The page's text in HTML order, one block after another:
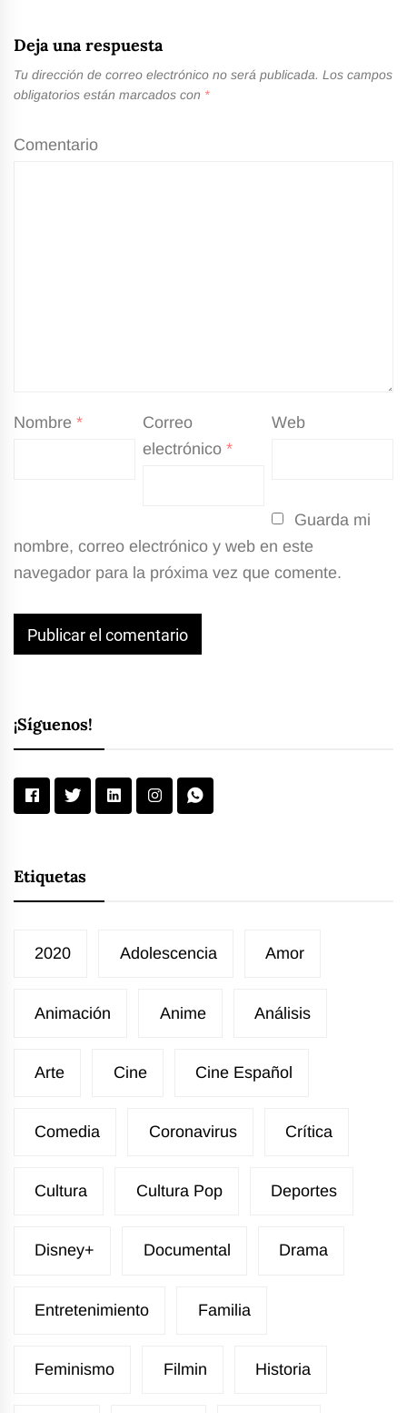
Deja una respuesta
Tu dirección de correo electrónico no será publicada. Los campos
obligatorios están marcados con *
Comentario
Nombre *
Correo
electrónico*
Web
Guarda mi
nombre, correo electrónico y web en este
navegador para la próxima vez que comente.
¡Síguenos!
Etiquetas
2020 Adolescencia Amor
Animación Anime Análisis
Arte Cine Cine Español
Comedia Coronavirus Crítica
Cultura Cultura Pop Deportes
Disney+ Documental Drama
Entretenimiento Familia
Feminismo Filmin Historia